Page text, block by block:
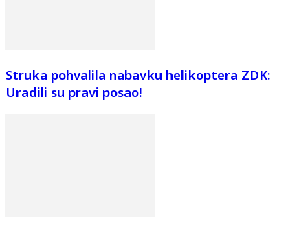
Struka pohvalila nabavku helikoptera ZDK:
Uradili su pravi posao!